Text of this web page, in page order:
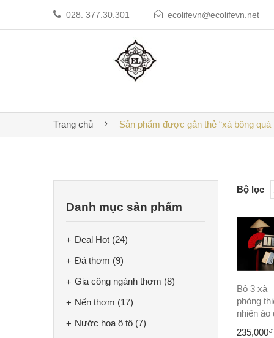
028. 377.30.301 ecolifevn@ecolifevn.net
Trang chủ Sản phẩm được gắn thẻ “xà bông quà
Bộ lọc
Bộ 3 xà
phòng
nhiên áo
235,000₫
Danh mục sản phẩm
Deal Hot (24)
Đá thơm (9)
Gia công ngành thơm (8)
Nến thơm (17)
Nước hoa ô tô (7)